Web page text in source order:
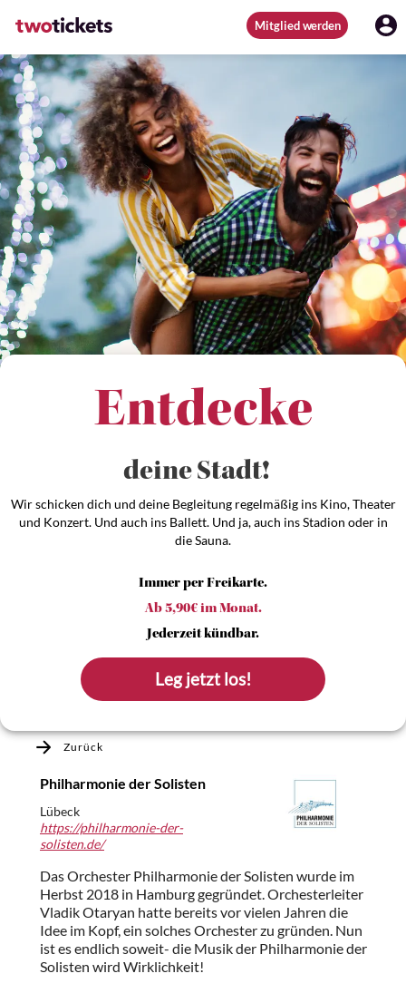
Mitglied werden
Entdecke
Entdecke
Wir schicken dich und deine Begleitung regelmäßig ins Kino, Theater
und Konzert. Und auch ins Ballett. Und ja, auch ins Stadion oder in
die Sauna.
Immer per Freikarte.
Ab 5,90€ im Monat.
Jederzeit kündbar.
Leg jetzt los!
Zurück
Philharmonie der Solisten
Lübeck
https://philharmonie-der-
solisten.de/
Das Orchester Philharmonie der Solisten wurde im
Herbst 2018 in Hamburg gegründet. Orchesterleiter
Vladik Otaryan hatte bereits vor vielen Jahren die
Idee im Kopf, ein solches Orchester zu gründen. Nun
ist es endlich soweit- die Musik der Philharmonie der
Solisten wird Wirklichkeit!